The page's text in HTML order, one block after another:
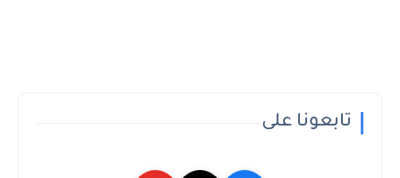
تابعونا على